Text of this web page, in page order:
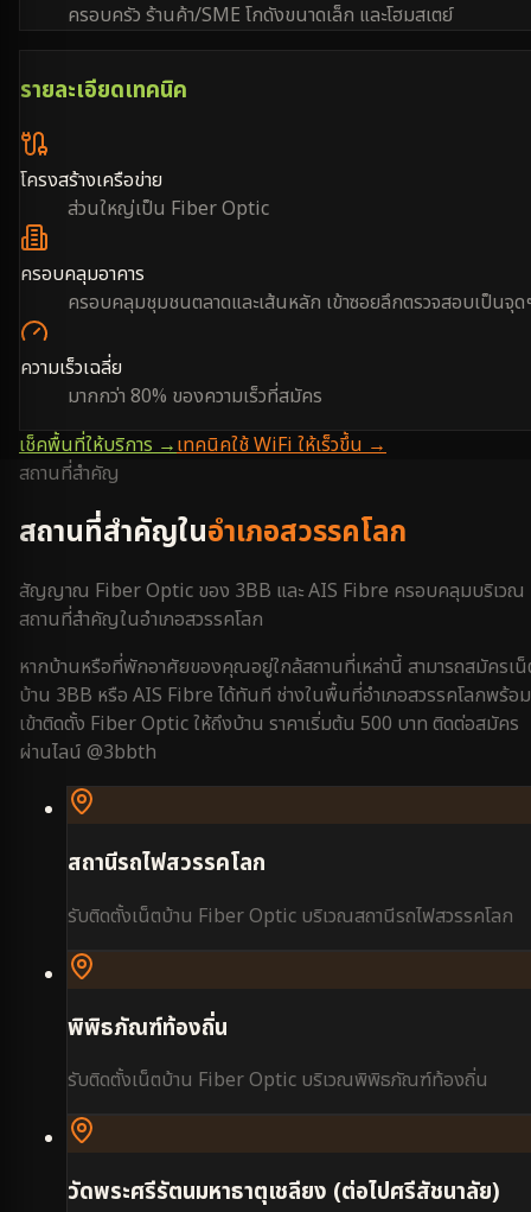
ครอบครัว ร้านค้า/SME โกดังขนาดเล็ก และโฮมสเตย์
รายละเอียดเทคนิค
โครงสร้างเครือข่าย
ส่วนใหญ่เป็น Fiber Optic
ครอบคลุมอาคาร
ครอบคลุมชุมชนตลาดและเส้นหลัก เข้าซอยลึกตรวจสอบเป็นจุ
ความเร็วเฉลี่ย
มากกว่า 80% ของความเร็วที่สมัคร
เช็คพื้นที่ให้บริการ →เทคนิคใช้ WiFi ให้เร็วขึ้น →
สถานที่สำคัญ
สถานที่สำคัญในอำเภอสวรรคโลก
สัญญาณ Fiber Optic ของ 3BB และ AIS Fibre ครอบคลุมบริเวณ
สถานที่สำคัญในอำเภอสวรรคโลก
หากบ้านหรือที่พักอาศัยของคุณอยู่ใกล้สถานที่เหล่านี้ สามารถสมัครเ
บ้าน 3BB หรือ AIS Fibre ได้ทันที ช่างในพื้นที่อำเภอสวรรคโลกพร้อม
เข้าติดตั้ง Fiber Optic ให้ถึงบ้าน ราคาเริ่มต้น 500 บาท ติดต่อสมัคร
ผ่านไลน์ @3bbth
สถานีรถไฟสวรรคโลก
รับติดตั้งเน็ตบ้าน Fiber Optic บริเวณสถานีรถไฟสวรรคโลก
พิพิธภัณฑ์ท้องถิ่น
รับติดตั้งเน็ตบ้าน Fiber Optic บริเวณพิพิธภัณฑ์ท้องถิ่น
วัดพระศรีรัตนมหาธาตุเชลียง (ต่อไปศรีสัชนาลัย)